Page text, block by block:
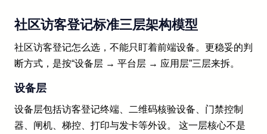
社区访客登记标准三层架构模型
社区访客登记怎么选，不能只盯着前端设备。更稳妥的判
断方式，是按“设备层 → 平台层 → 应用层”三层来拆。
设备层
设备层包括访客登记终端、二维码核验设备、门禁控制
器、闸机、梯控、打印与发卡等外设。 这一层核心不是